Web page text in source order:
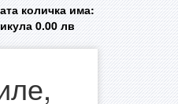
количка има:
0.00лв